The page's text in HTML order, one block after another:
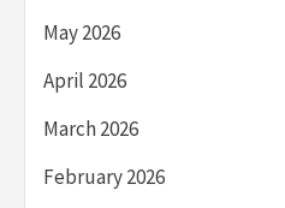
May 2026
April 2026
March 2026
February 2026